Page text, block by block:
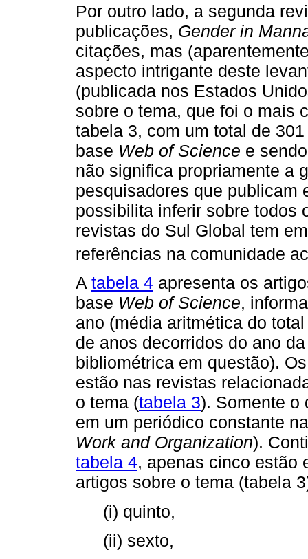
Por outro lado, a segunda
publicações, Gender in
citações, mas
aspecto intrigante deste
(publicada nos Estados
sobre o tema, que foi o mais
tabela 3, com um total de
base Web of Science e
não significa propriamente a
pesquisadores que publicam
possibilita inferir sobre todos
revistas do Sul Global tem
referências na comunidade
A tabela 4 apresenta os
base Web of Science,
ano (média aritmética do
de anos decorridos do ano
bibliométrica em questão).
estão nas revistas
o tema (tabela 3). Somente o
em um periódico constante
Work and Organization).
tabela 4, apenas cinco estão
artigos sobre o tema (tabela
(i) quinto,
(ii) sexto,